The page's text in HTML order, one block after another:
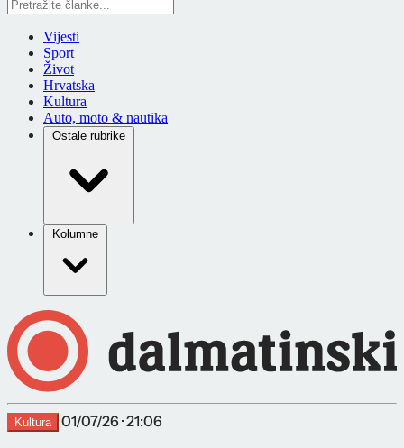
Vijesti
Sport
Život
Hrvatska
Kultura
Auto, moto & nautika
Ostale rubrike
Kolumne
Kultura 01/07/26 · 21:06